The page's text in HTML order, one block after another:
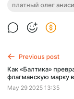
Самый
Вы знаете его имя,
платный олег
Previous post
Как «Балтика»
флагманскую марку
May 29 2025 13:35